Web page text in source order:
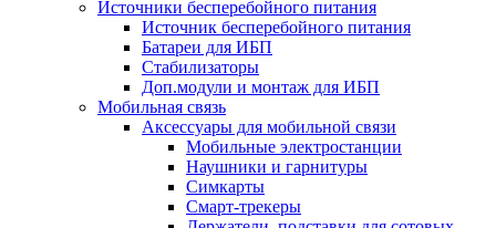
Источники бесперебойного питания
Источник бесперебойного питания
Батареи для ИБП
Стабилизаторы
Доп.модули и монтаж для ИБП
Мобильная связь
Аксессуары для мобильной связи
Мобильные электростанции
Наушники и гарнитуры
Симкарты
Смарт-трекеры